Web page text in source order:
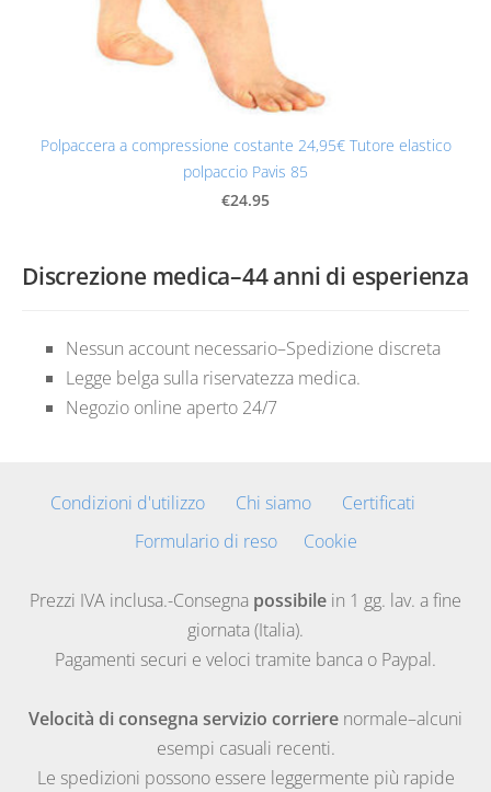
Discrezione medica–44 anni di esperienza
Nessun account necessario–Spedizione discreta
Legge belga sulla riservatezza medica.
Negozio online aperto 24/7
Polpaccera a compressione costante 24,95€ Tutore elastico
polpaccio Pavis 85
€24.95
Condizioni d'utilizzo Chi siamo
Certificati
Formulario di reso
Cookie
Prezzi IVA inclusa.-Consegna possibile in 1 gg. lav. a fine
giornata (Italia).
Pagamenti securi e veloci tramite banca o Paypal.
Velocità di consegna servizio corriere normale–alcuni
esempi casuali recenti.
Le spedizioni possono essere leggermente più rapide